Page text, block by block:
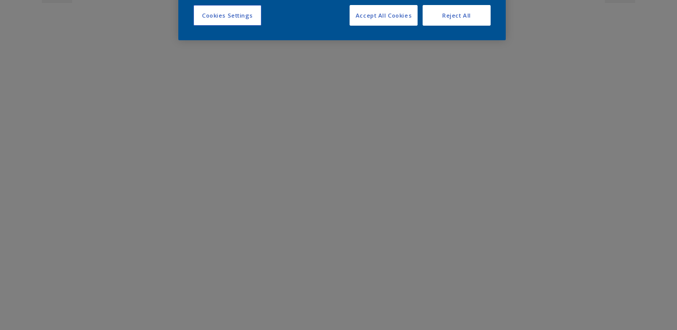
Cookies Settings Reject All
Accept All Cookies